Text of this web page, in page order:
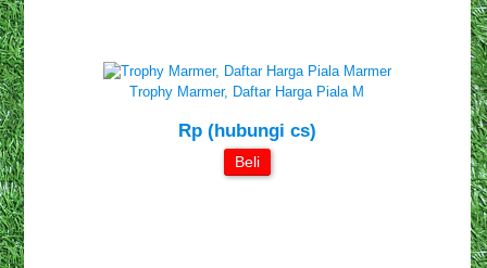
Trophy Marmer, Daftar Harga Piala M
Rp (hubungi cs)
Beli